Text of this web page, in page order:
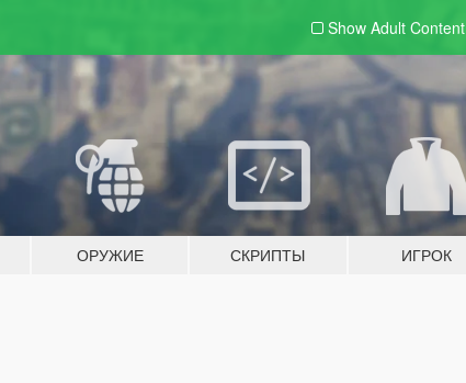
Show Adult Content
ОРУЖИЕ СКРИПТЫ ИГРОК